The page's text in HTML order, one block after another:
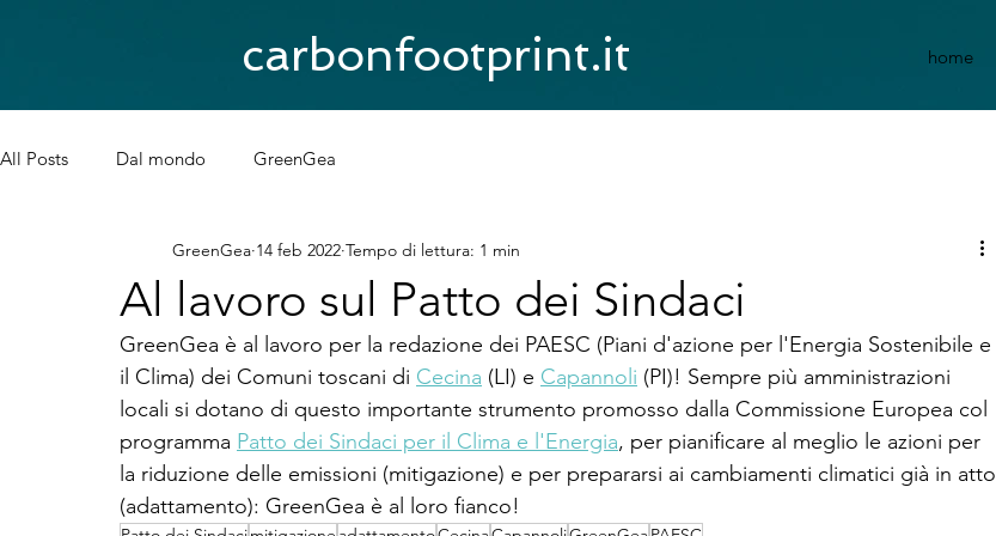
carbonfootprint.it home
All Posts Dal mondo GreenGea
Al lavoro sul Patto dei Sindaci
GreenGea 14 feb 2022 Tempo di lettura: 1 min
GreenGea è al lavoro per la redazione dei PAESC (Piani d'azione per l'Energia Sostenibile e
il Clima) dei Comuni toscani di Cecina (LI) e Capannoli (PI)! Sempre più amministrazioni
locali si dotano di questo importante strumento promosso dalla Commissione Europea col
programma Patto dei Sindaci per il Clima e l'Energia, per pianificare al meglio le azioni per
la riduzione delle emissioni (mitigazione) e per prepararsi ai cambiamenti climatici già in atto
(adattamento): GreenGea è al loro fianco!